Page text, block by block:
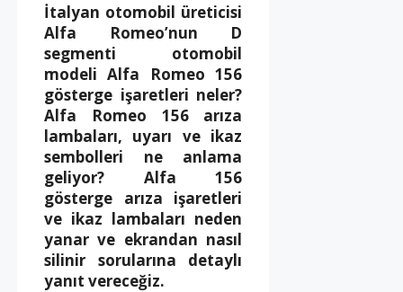
İtalyan otomobil üreticisi
Alfa Romeo’nun D
segmenti otomobil
modeli Alfa Romeo 156
gösterge işaretleri neler?
Alfa Romeo 156 arıza
lambaları, uyarı ve ikaz
sembolleri ne anlama
geliyor? Alfa 156
gösterge arıza işaretleri
ve ikaz lambaları neden
yanar ve ekrandan nasıl
silinir sorularına detaylı
yanıt vereceğiz.